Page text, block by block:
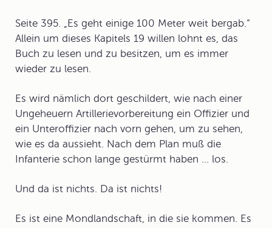
Seite 395. „Es geht einige 100 Meter weit bergab.“
Allein um dieses Kapitels 19 willen lohnt es, das
Buch zu lesen und zu besitzen, um es immer
wieder zu lesen.
Es wird nämlich dort geschildert, wie nach einer
Ungeheuern Artillerievorbereitung ein Offizier und
ein Unteroffizier nach vorn gehen, um zu sehen,
wie es da aussieht. Nach dem Plan muß die
Infanterie schon lange gestürmt haben ... los.
Und da ist nichts. Da ist nichts!
Es ist eine Mondlandschaft, in die sie kommen. Es